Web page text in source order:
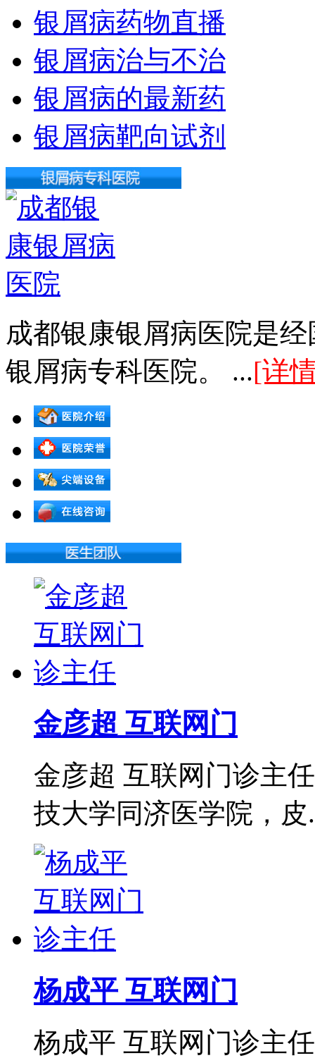
银屑病药物直播
银屑病治与不治
银屑病的最新药
银屑病靶向试剂
成都银康银屑病医院是
银屑病专科医院。 ...[详
金彦超 互联网门
金彦超 互联网门诊主
技大学同济医学院，皮
杨成平 互联网门
杨成平 互联网门诊主